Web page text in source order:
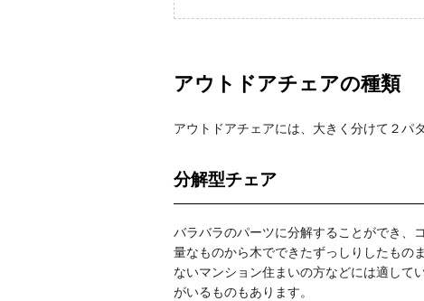
アウトドアチェアの種類
アウトドアチェアには、大きく分けて２パ
分解型チェア
バラバラのパーツに分解することができ、
量なものから木でできたずっしりしたもの
ないマンション住まいの方などには適して
がいるものもあります。